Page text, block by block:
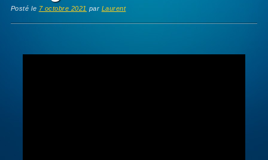
Posté le 7 octobre 2021 par Laurent